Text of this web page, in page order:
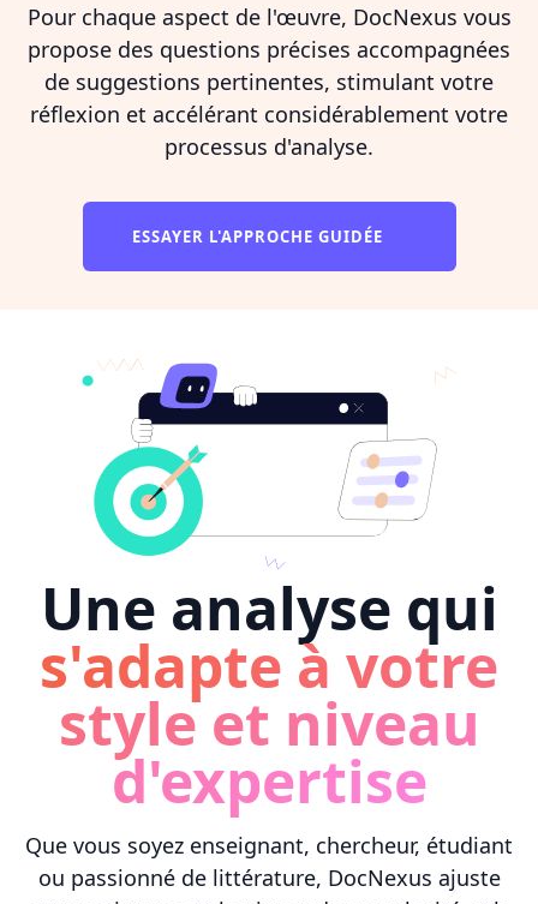
Pour chaque aspect de l'œuvre, DocNexus vous
propose des questions précises accompagnées
de suggestions pertinentes, stimulant votre
réflexion et accélérant considérablement votre
processus d'analyse.
ESSAYER L'APPROCHE GUIDÉE
Une analyse qui
s'adapte à votre
style et niveau
d'expertise
Que vous soyez enseignant, chercheur, étudiant
ou passionné de littérature, DocNexus ajuste